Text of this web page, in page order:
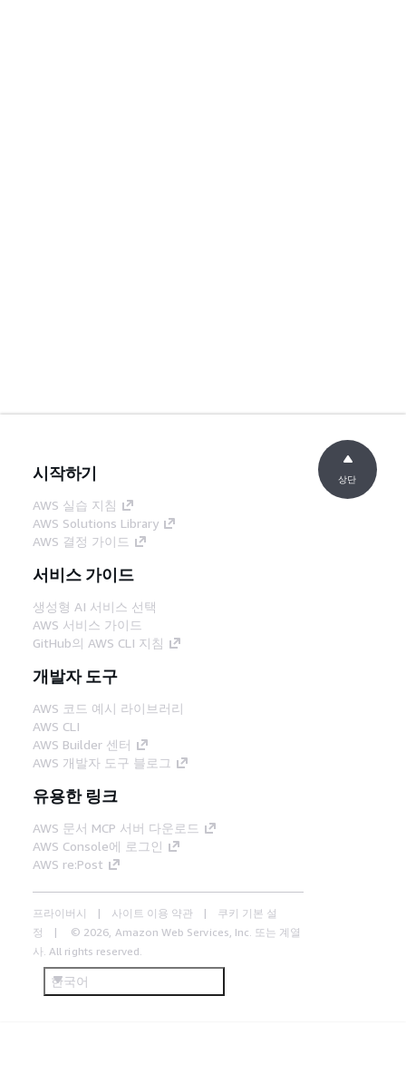
시작하기
AWS 실습 지침
AWS Solutions Library
AWS 결정 가이드
서비스 가이드
생성형 AI 서비스 선택
AWS 서비스 가이드
GitHub의 AWS CLI 지침
개발자 도구
AWS 코드 예시 라이브러리
AWS CLI
AWS Builder 센터
AWS 개발자 도구 블로그
유용한 링크
AWS 문서 MCP 서버 다운로드
AWS Console에 로그인
AWS re:Post
프라이버시 사이트 이용 약관
쿠키 기본 설
정
© 2026, Amazon Web Services, Inc. 또는 계열
사. All rights reserved.
한국어
상단